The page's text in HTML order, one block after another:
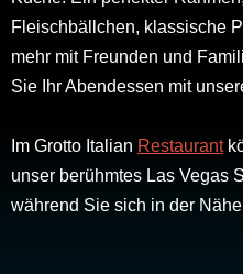
Fleischbällchen, klassische
mehr mit Freunden und
Sie Ihr Abendessen mit
Im Grotto Italian Restaurant
unser berühmtes Las Vegas
während Sie sich in der